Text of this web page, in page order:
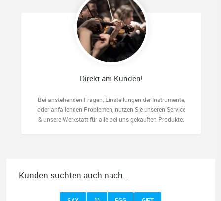
Direkt am Kunden!
Bei anstehenden Fragen, Einstellungen der Instrumente,
oder anfallenden Problemen, nutzen Sie unseren Service
& unsere Werkstatt für alle bei uns gekauften Produkte.
Kunden suchten auch nach...